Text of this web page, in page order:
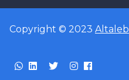
Copyright © 2023 Altaleb